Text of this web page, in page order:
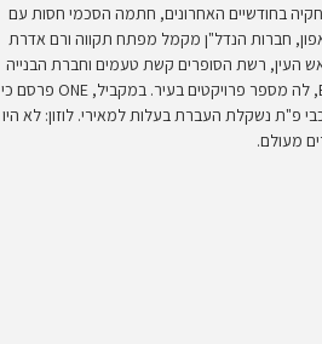
בחודשיים האחרונים, חתמה הסכמי חסות עם
חברות הנדל"ן מקמל מפתח תקווה ורם אדרת
העין, רשת הסופרים קשת טעמים וחברת הבנייה
BST, לה מספר פרויקטים בעיר. במקביל, ONE פרסם כי
פ"ת נשקלת העברת בעלות למאירי. לוזון: לא היו
מעולם.